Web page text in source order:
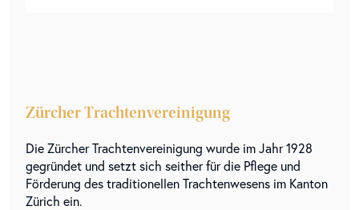
Zürcher Trachtenvereinigung
Die Zürcher Trachtenvereinigung wurde im Jahr 1928
gegründet und setzt sich seither für die Pflege und
Förderung des traditionellen Trachtenwesens im Kanton
Zürich ein.